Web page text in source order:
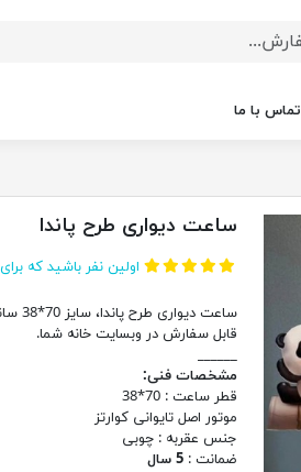
تماس با ما
ساعت دیواری طرح پاندا
اولین نفر باشید که
ساعت
قابل سفارش در وبسایت خانه شما.
______
مشخصات فنی:
قطر ساعت : 70*38
موتور اصل تایوانی کوارتز
جنس عقربه : چوبی
ضمانت : 5 سال